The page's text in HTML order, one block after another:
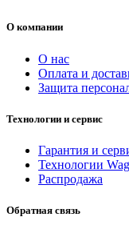
О компании
О нас
Оплата и
Защита
Технологии и сервис
Гарантия и
Технологии
Распродажа
Обратная связь